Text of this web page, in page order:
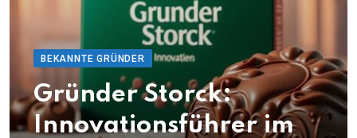
BEKANNTE GRÜNDER
Gründer Storck:
Innovationsführer im